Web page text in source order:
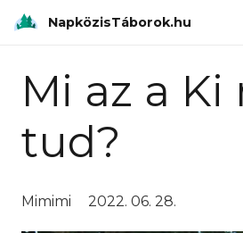
NapközisTáborok.hu
Mi az a
tud?
Mimimi 2022. 06. 28.